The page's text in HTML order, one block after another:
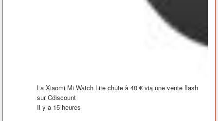
La Xiaomi Mi Watch Lite chute à 40 € via une vente flash
sur Cdiscount
Il y a 15 heures